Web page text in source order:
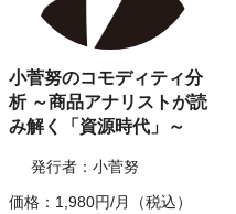
小菅努のコモディティ分
析 ～商品アナリストが読
み解く「資源時代」～
発行者：小菅努
価格：1,980円/月（税込）